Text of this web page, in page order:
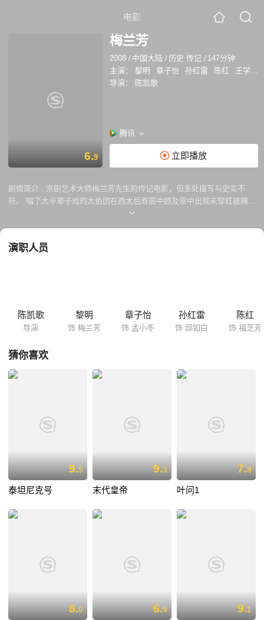
电影
6.9
梅兰芳
2008 / 中国大陆 / 历史 传记 / 147分钟
主演：
黎明 章子怡 孙红雷 陈红 王学圻
导演：
陈凯歌
腾讯
立即播放
剧情简介 : 京剧艺术大师梅兰芳先生的传记电影，但多处描写与史实不
符。 唱了大半辈子戏的大伯因在西太后寿辰中顾及家中出殡未穿红被赐一
纸枷锁后，少年梅兰芳将他临死留下的一封书信随身携带，开始跟随与梅
剧艺术有颇深研究的留洋司法局长邱如白（孙红雷）满腹牢骚于传统京
怂恿下决定对打擂台，梅兰芳大获全胜，迎来自己的时代。梅兰芳能成
功，除了自个有非一般的悟性、邱如白时刻在艺术上将他鼓励外，尚因
演职人员
陈凯歌
导演
黎明
饰 梅兰芳
章子怡
饰 孟小冬
孙红雷
饰 邱如白
陈红
饰 福芝芳
猜你喜欢
9.5
泰坦尼克号
9.3
末代皇帝
7.8
叶问1
8.0 6.9 9.1